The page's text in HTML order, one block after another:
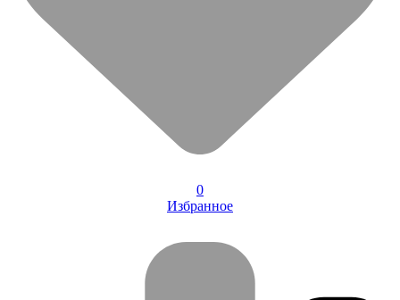
0
Избранное